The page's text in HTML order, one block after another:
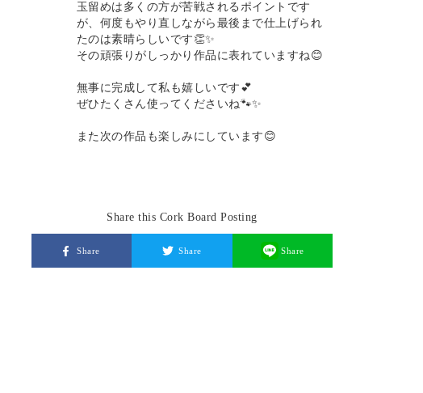
玉留めは多くの方が苦戦されるポイントです
が、何度もやり直しながら最後まで仕上げられ
たのは素晴らしいです👏✨
その頑張りがしっかり作品に表れていますね😊
無事に完成して私も嬉しいです💕
ぜひたくさん使ってくださいね🐾✨
また次の作品も楽しみにしています😊
Share this Cork Board Posting
Share Share Share